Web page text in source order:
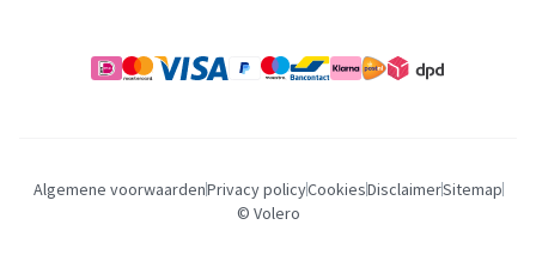
Algemene voorwaardenPrivacy policyCookiesDisclaimerSitemap
© Volero